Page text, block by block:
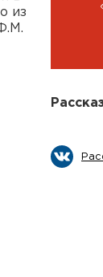
из